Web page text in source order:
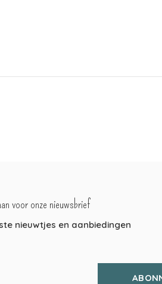
voor onze nieuwsbrief
nieuwtjes en aanbiedingen